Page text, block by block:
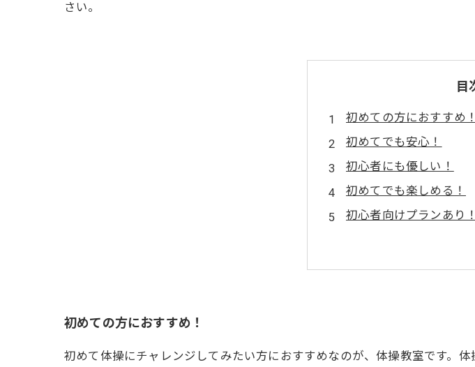
さい。
目
初めての方におすすめ！
初めてでも安心！
初心者にも優しい！
初めてでも楽しめる！
初心者向けプランあり！
初めての方におすすめ！
初めて体操にチャレンジしてみたい方におすすめなのが、体操教室です。